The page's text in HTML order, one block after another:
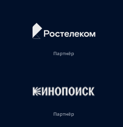
Партнёр
Партнёр